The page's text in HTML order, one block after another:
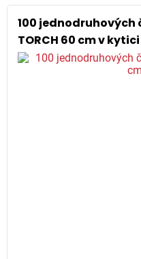
100 jednodruhových
TORCH 60 cm v kytici